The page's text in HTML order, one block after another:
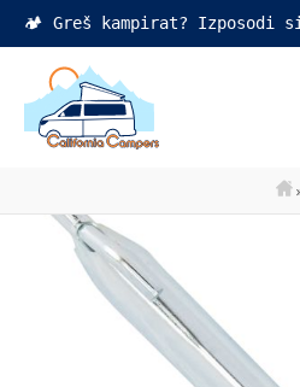
🏕️ Greš kampirat? Izposodi